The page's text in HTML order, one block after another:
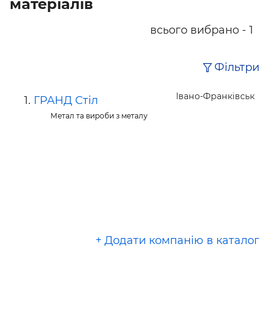
матеріалів
всього вибрано - 1
Фільтри
Івано-Франківськ
ГРАНД Стіл
Метал та вироби з металу
+ Додати компанію в каталог